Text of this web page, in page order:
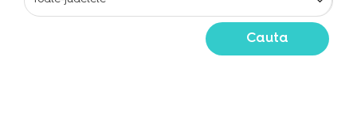
Cauta